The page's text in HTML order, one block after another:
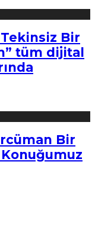
Tekinsiz Bir
tüm dijital
Bir